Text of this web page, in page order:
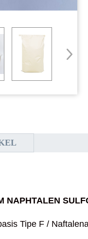
NAPHTALEN
Tipe F /